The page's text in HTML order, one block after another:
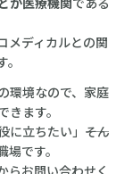
が医療機関である
メディカルとの関
環境なので、家庭
ます。
立ちたい」――そん
です。